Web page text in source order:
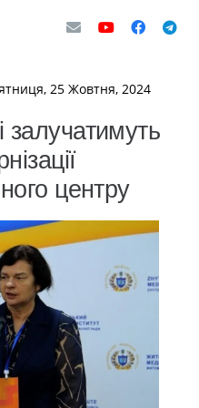
25 Жовтня, 2024
центру